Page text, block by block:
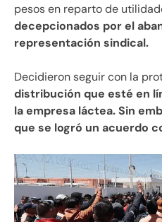
pesos en reparto de
decepcionados por el
representación sindical.
Decidieron seguir con la
distribución que esté en
la empresa láctea.Sin
que se logró un acuerdo